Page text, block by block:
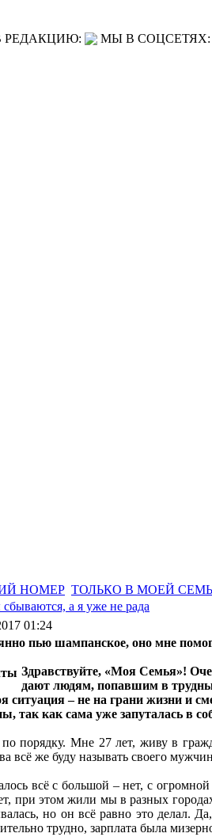
РЕДАКЦИЮ: МЫ В СОЦСЕТЯХ:
НОМЕР ТОЛЬКО В МОЕЙ
а я уже не рада
01:24
пью шампанское, оно мне
Здравствуйте, «Моя Семья»!
дают людям, попавшим в
ситуация – не на грани жизни и
так как сама уже запуталась в
порядку. Мне 27 лет, живу в
всё же буду называть своего
всё с большой – нет, с
при этом жили мы в разных
но он всё равно это делал.
трудно, зарплата была